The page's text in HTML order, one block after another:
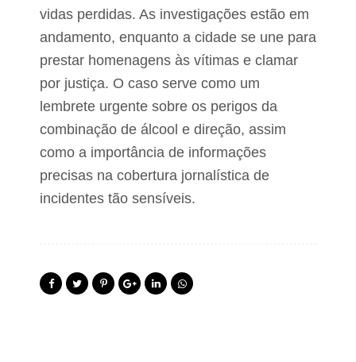
vidas perdidas. As investigações estão em
andamento, enquanto a cidade se une para
prestar homenagens às vítimas e clamar
por justiça. O caso serve como um
lembrete urgente sobre os perigos da
combinação de álcool e direção, assim
como a importância de informações
precisas na cobertura jornalística de
incidentes tão sensíveis.